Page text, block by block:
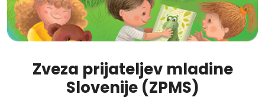
Zveza prijateljev mladine
Slovenije (ZPMS)